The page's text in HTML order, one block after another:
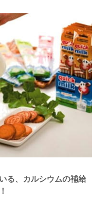
る、カルシウムの補給